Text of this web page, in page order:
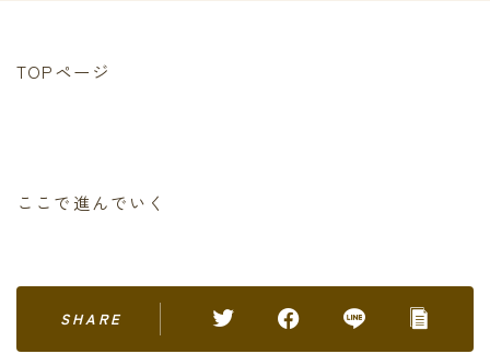
TOPページ
ここで進んでいく
SHARE